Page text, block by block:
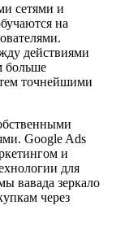
сетями и
на
действиями
больше
точнейшими
Google Ads
и
для
вавада зеркало
через